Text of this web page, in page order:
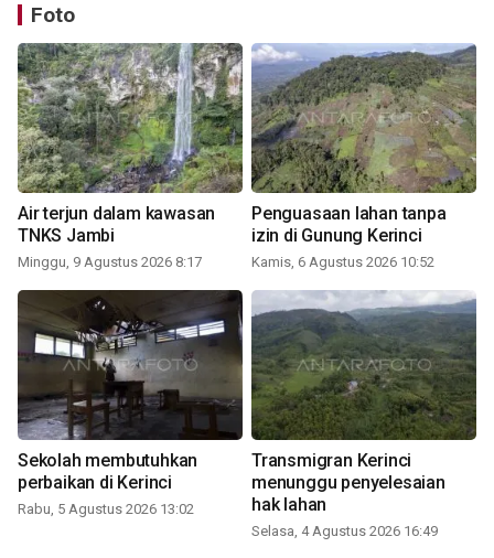
Foto
Air terjun dalam kawasan
TNKS Jambi
Minggu, 9 Agustus 2026 8:17
Penguasaan lahan tanpa
izin di Gunung Kerinci
Kamis, 6 Agustus 2026 10:52
Sekolah membutuhkan
perbaikan di Kerinci
Rabu, 5 Agustus 2026 13:02
Transmigran Kerinci
menunggu penyelesaian
hak lahan
Selasa, 4 Agustus 2026 16:49